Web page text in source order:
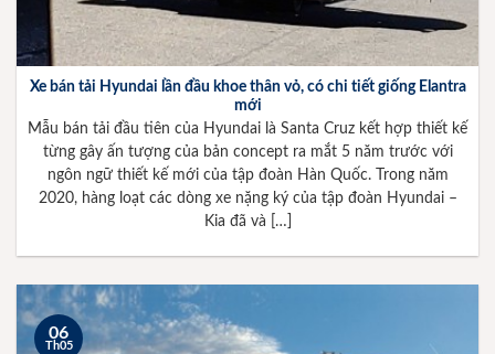
Xe bán tải Hyundai lần đầu khoe thân vỏ, có chi tiết giống Elantra
mới
Mẫu bán tải đầu tiên của Hyundai là Santa Cruz kết hợp thiết kế
từng gây ấn tượng của bản concept ra mắt 5 năm trước với
ngôn ngữ thiết kế mới của tập đoàn Hàn Quốc. Trong năm
2020, hàng loạt các dòng xe nặng ký của tập đoàn Hyundai –
Kia đã và […]
06
Th05